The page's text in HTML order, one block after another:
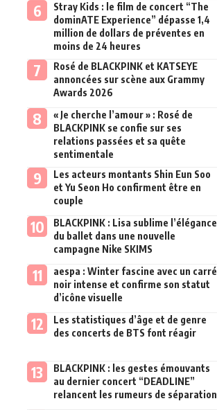
Stray Kids : le film de concert “The
dominATE Experience” dépasse 1,4
million de dollars de préventes en
moins de 24 heures
Rosé de BLACKPINK et KATSEYE
annoncées sur scène aux Grammy
Awards 2026
« Je cherche l’amour » : Rosé de
BLACKPINK se confie sur ses
relations passées et sa quête
sentimentale
Les acteurs montants Shin Eun Soo
et Yu Seon Ho confirment être en
couple
BLACKPINK : Lisa sublime l’élégance
du ballet dans une nouvelle
campagne Nike SKIMS
aespa : Winter fascine avec un carré
noir intense et confirme son statut
d’icône visuelle
Les statistiques d’âge et de genre
des concerts de BTS font réagir
BLACKPINK : les gestes émouvants
au dernier concert “DEADLINE”
relancent les rumeurs de séparation